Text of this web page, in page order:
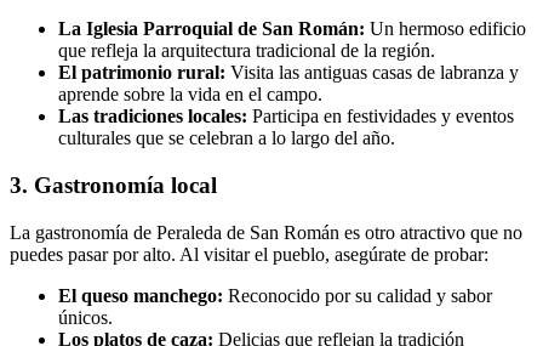
La Iglesia Parroquial de San Román: Un hermoso edificio
que refleja la arquitectura tradicional de la región.
El patrimonio rural: Visita las antiguas casas de labranza y
aprende sobre la vida en el campo.
Las tradiciones locales: Participa en festividades y eventos
culturales que se celebran a lo largo del año.
3. Gastronomía local
La gastronomía de Peraleda de San Román es otro atractivo que no
puedes pasar por alto. Al visitar el pueblo, asegúrate de probar:
El queso manchego: Reconocido por su calidad y sabor
únicos.
Los platos de caza: Delicias que reflejan la tradición